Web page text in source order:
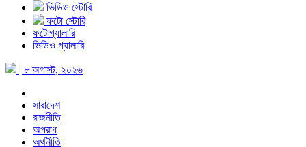
ভিডিও স্টোরি
ফটো স্টোরি
ফটোগ্যালারি
ভিডিও গ্যালারি
| ৮ অগাস্ট, ২০২৬
সারাদেশ
রাজনীতি
অপরাধ
অর্থনীতি